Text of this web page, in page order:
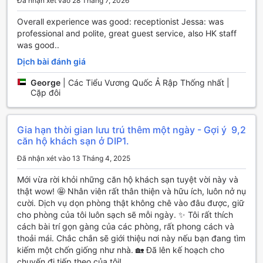
nghi như phòng xông hơi, phòng xông hơi, spa và khu
vườn, giúp du khách thư giãn và thả lỏng cơ thể sau một
ngày dài khám phá thành phố. Bạn cũng có thể tận hưởng
những giây phút thú vị với dịch vụ karaoke tại Abar Hotel
Các Tiện Nghi Thể Thao Tại Abar Hotel Apartments
Hotel Apartments. Khách sạn này cung cấp một trung tâm
thể dục hiện đại, nơi bạn có thể rèn luyện cơ thể và duy trì
sức khỏe. Với các máy tập thể dục tiên tiến và không gian
rộng rãi, bạn sẽ có mọi điều kiện để thực hiện các bài tập
yêu thích của mình.
Ngoài ra, Abar Hotel Apartments còn có một sân chơi
bowling tuyệt vời. Hãy thử thách bạn bè và gia đình của
mình trong những trận đấu căng thẳng và vui nhộn. Với các
làn đường bowling chất lượng và không gian thoáng đãng,
bạn sẽ có một trải nghiệm thú vị và đáng nhớ.
Nếu bạn muốn thỏa sức vui chơi và tận hưởng những giây
phút thư giãn ngoài trời, hãy đến khu vui chơi nước tại Abar
Hotel Apartments. Với các trò chơi nước thú vị và hồ bơi
Overall experience was good: receptionist Jessa: was
professional and polite, great guest service, also HK staff
was good..
Dịch bài đánh giá
George| Các Tiểu Vương Quốc Ả Rập Thống nhất |
Cặp đôi
Gia hạn thời gian lưu trú thêm một ngày - Gợi ý
căn hộ khách sạn ở DIP1.
9,2
Đã nhận xét vào 13 Tháng 4, 2025
Mới vừa rời khỏi những căn hộ khách sạn tuyệt vời này và
thật wow! 🤩 Nhân viên rất thân thiện và hữu ích, luôn nở nụ
cười. Dịch vụ dọn phòng thật không chê vào đâu được, giữ
cho phòng của tôi luôn sạch sẽ mỗi ngày. ✨ Tôi rất thích
cách bài trí gọn gàng của các phòng, rất phong cách và
thoải mái. Chắc chắn sẽ giới thiệu nơi này nếu bạn đang tìm
kiếm một chốn giống như nhà. 🏡 Đã lên kế hoạch cho